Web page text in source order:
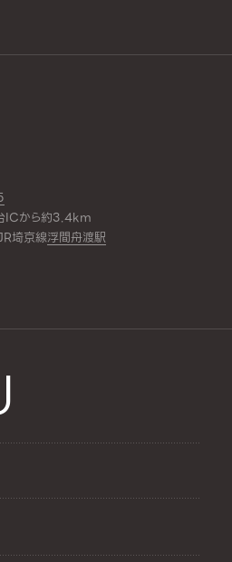
ICから約3.4km
埼京線浮間舟渡駅